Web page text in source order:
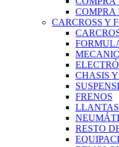
COMPRA
CARCROSS Y
CHASIS
FRENOS
LLANTAS
RESTO